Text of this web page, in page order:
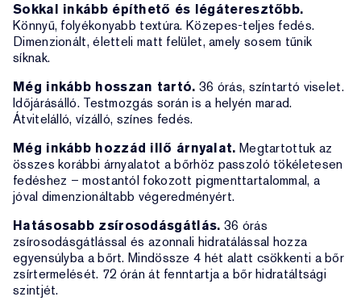
Sokkal inkább építhető és légáteresztőbb.
Könnyű, folyékonyabb textúra. Közepes-teljes fedés.
Dimenzionált, életteli matt felület, amely sosem tűnik
síknak.
Még inkább hosszan tartó. 36 órás, színtartó viselet.
Időjárásálló. Testmozgás során is a helyén marad.
Átvitelálló, vízálló, színes fedés.
Még inkább hozzád illő árnyalat. Megtartottuk az
összes korábbi árnyalatot a bőrhöz passzoló tökéletesen
fedéshez – mostantól fokozott pigmenttartalommal, a
jóval dimenzionáltabb végeredményért.
Hatásosabb zsírosodásgátlás. 36 órás
zsírosodásgátlással és azonnali hidratálással hozza
egyensúlyba a bőrt. Mindössze 4 hét alatt csökkenti a bőr
zsírtermelését. 72 órán át fenntartja a bőr hidratáltsági
szintjét.